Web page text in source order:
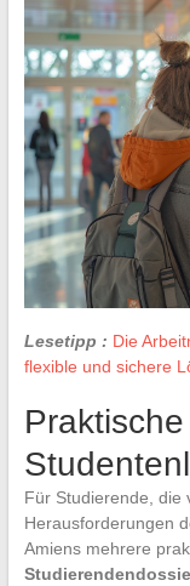
Lesetipp : Die
flexible und sichere
Für Studierende, die
Herausforderungen
Amiens mehrere